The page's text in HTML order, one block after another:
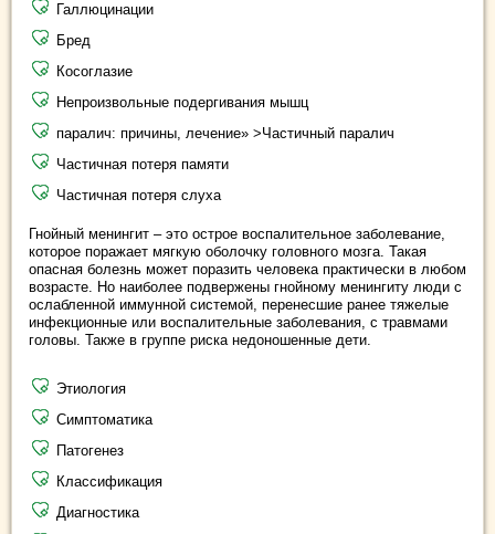
Галлюцинации
Бред
Косоглазие
Непроизвольные подергивания мышц
паралич: причины, лечение» >Частичный паралич
Частичная потеря памяти
Частичная потеря слуха
Гнойный менингит – это острое воспалительное заболевание,
которое поражает мягкую оболочку головного мозга. Такая
опасная болезнь может поразить человека практически в любом
возрасте. Но наиболее подвержены гнойному менингиту люди с
ослабленной иммунной системой, перенесшие ранее тяжелые
инфекционные или воспалительные заболевания, с травмами
головы. Также в группе риска недоношенные дети.
Этиология
Симптоматика
Патогенез
Классификация
Диагностика